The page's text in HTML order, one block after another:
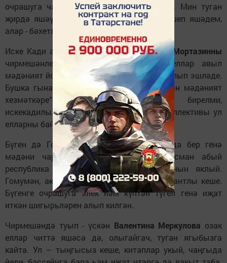
очрашуга чакыру кайтырга сәбәп булды. Мин туган
җирдә яшәүчеләрдән гомерем буе көнләшеп яшәдем,
алар - бәхетле кешеләр.
Иске Кади авылында яшәүчеМингосман Мортазинны
чирмешәнлеләр яхшы белә. Ул озак еллар авыл
мәдәният йортында сәнгать җитәкчесе булып эшләде.
Бушка гына аңа “Татарстанның атказанган мәдәният
хезмәткәре” дигән мактаулы исем бирелми,
искекадилыларның үзешчән артистлар коллективы ул
елларны байтак үрләр яулый.
Бүген дә Госман абыйдан башка районда бер генә
мәдәни чара да узмый диярлек . Госман абый
республика чараларында да район данын яклый.
Гомумән, актив, тормыш сөючән һәм талантлы кеше.
Бүгенге очрашуга элек һәм күптән түгел генә иҗат
иткән шигырьләрен алып килгән.
Чирмешәндә туып - үскән Валентина Меркулова озак
еллар читтә яшәсә дә, олыгайгач, туган ягыбызга
кайта. Ул – тыңгысыз кеше, китаплар укый, чаңгыда